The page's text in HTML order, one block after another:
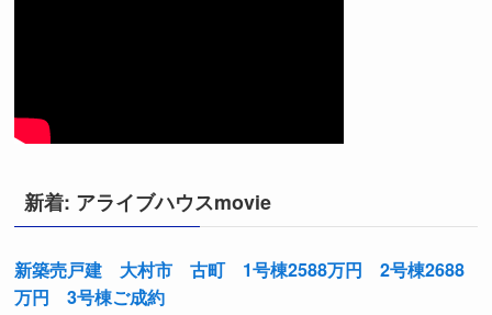
新着: アライブハウスmovie
新築売戸建 大村市 古町 1号棟2588万円 2号棟2688
万円 3号棟ご成約